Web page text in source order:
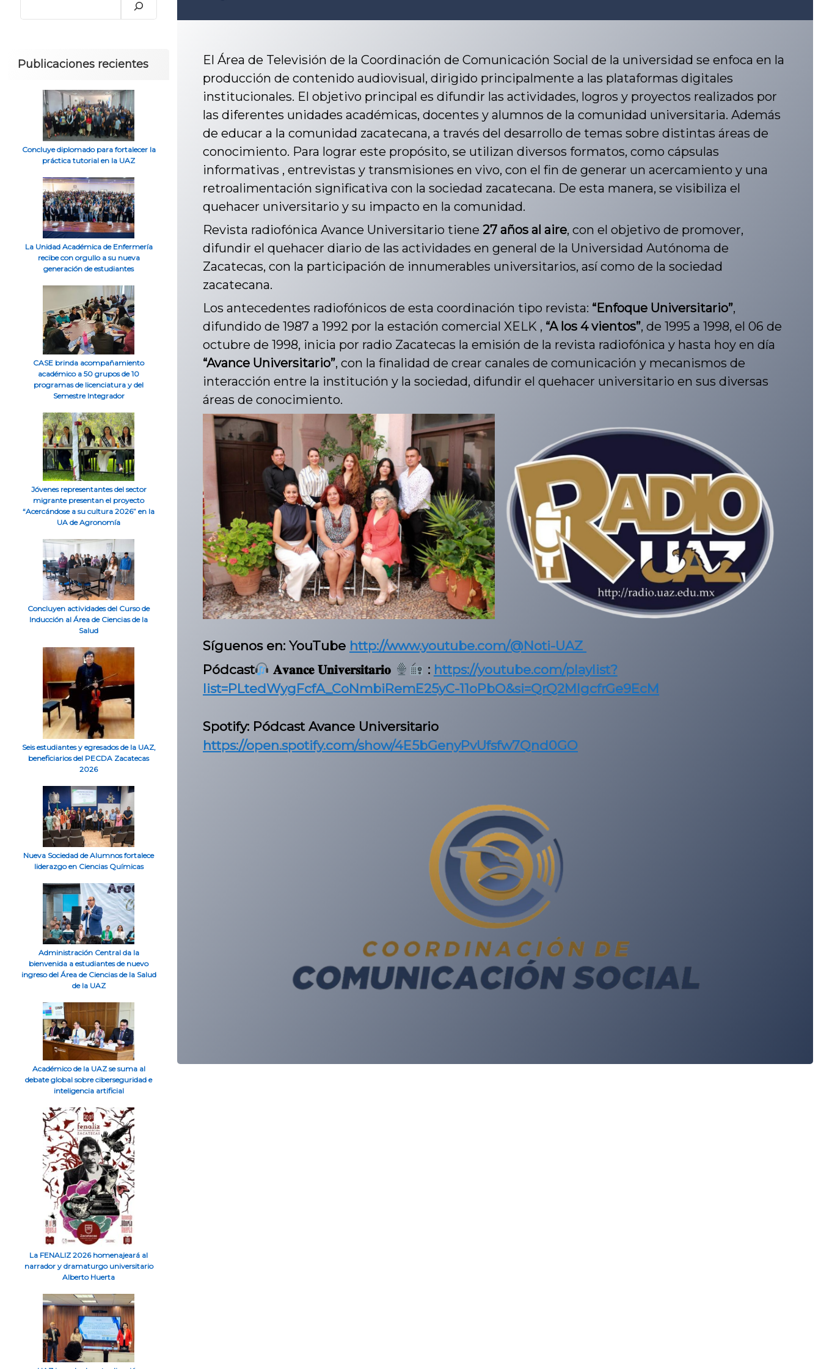
El Área de Televisión de la Coordinación de Comunicación Social de la universidad se enfoca en la
producción de contenido audiovisual, dirigido principalmente a las plataformas digitales
institucionales. El objetivo principal es difundir las actividades, logros y proyectos realizados por
las diferentes unidades académicas, docentes y alumnos de la comunidad universitaria. Además
de educar a la comunidad zacatecana, a través del desarrollo de temas sobre distintas áreas de
conocimiento. Para lograr este propósito, se utilizan diversos formatos, como cápsulas
informativas , entrevistas y transmisiones en vivo, con el fin de generar un acercamiento y una
retroalimentación significativa con la sociedad zacatecana. De esta manera, se visibiliza el
quehacer universitario y su impacto en la comunidad.
Revista radiofónica Avance Universitario tiene27 años al aire, con el objetivo de promover,
difundir el quehacer diario de las actividades en general de la Universidad Autónoma de
Zacatecas, con la participación de innumerables universitarios, así como de la sociedad
zacatecana.
Los antecedentes radiofónicos de esta coordinación tipo revista: “Enfoque Universitario”,
difundido de 1987 a 1992 por la estación comercial XELK , “A los 4 vientos”, de 1995 a 1998, el 06 de
octubre de 1998, inicia por radio Zacatecas la emisión de la revista radiofónica y hasta hoy en día
“Avance Universitario”, con la finalidad de crear canales de comunicación y mecanismos de
interacción entre la institución y la sociedad, difundir el quehacer universitario en sus diversas
áreas de conocimiento.
Síguenos en: YouTube http://www.youtube.com/@Noti-UAZ
Pódcast
𝐀𝐯𝐚𝐧𝐜𝐞 𝐔𝐧𝐢𝐯𝐞𝐫𝐬𝐢𝐭𝐚𝐫𝐢𝐨 : https://youtube.com/playlist?
list=PLtedWygFcfA_CoNmbiRemE25yC-11oPbO&si=QrQ2MlgcfrGe9EcM
Spotify: Pódcast Avance Universitario
https://open.spotify.com/show/4E5bGenyPvUfsfw7Qnd0GO
Publicaciones recientes
Concluye diplomado para fortalecer la
práctica tutorial en la UAZ
La Unidad Académica de Enfermería
recibe con orgullo a su nueva
generación de estudiantes
CASE brinda acompañamiento
académico a 50 grupos de 10
programas de licenciatura y del
Semestre Integrador
Jóvenes representantes del sector
migrante presentan el proyecto
“Acercándose a su cultura 2026” en la
UA de Agronomía
Concluyen actividades del Curso de
Inducción al Área de Ciencias de la
Salud
Seis estudiantes y egresados de la UAZ,
beneficiarios del PECDA Zacatecas
2026
Nueva Sociedad de Alumnos fortalece
liderazgo en Ciencias Químicas
Administración Central da la
bienvenida a estudiantes de nuevo
ingreso del Área de Ciencias de la Salud
de la UAZ
Académico de la UAZ se suma al
debate global sobre ciberseguridad e
inteligencia artificial
La FENALIZ 2026 homenajeará al
narrador y dramaturgo universitario
Alberto Huerta